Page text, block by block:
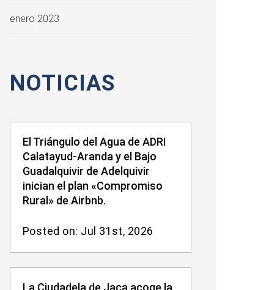
enero 2023
NOTICIAS
El Triángulo del Agua de ADRI
Calatayud-Aranda y el Bajo
Guadalquivir de Adelquivir
inician el plan «Compromiso
Rural» de Airbnb.
Posted on: Jul 31st, 2026